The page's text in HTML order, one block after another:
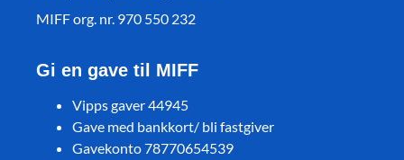
MIFF org. nr. 970 550 232
Gi en gave til MIFF
Vipps gaver 44945
Gave med bankkort/ bli fastgiver
Gavekonto 78770654539